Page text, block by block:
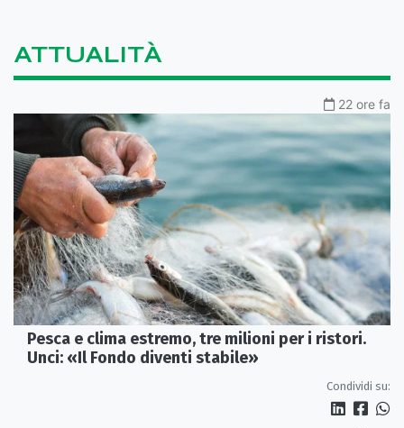
ATTUALITÀ
22 ore fa
Pesca e clima estremo, tre milioni per i ristori.
Unci: «Il Fondo diventi stabile»
Condividi su: